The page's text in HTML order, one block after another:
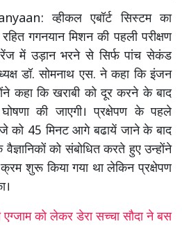
व्हीकल एबॉर्ट सिस्टम का
गगनयान मिशन की पहली परीक्षण
रेंज में उड़ान भरने से सिर्फ पांच सेकंड
डॉ. सोमनाथ एस. ने कहा कि इंजन
कहा कि खराबी को दूर करने के बाद
की जाएगी। प्रक्षेपण के पहले
को 45 मिनट आगे बढायें जाने के बाद
को संबोधित करते हुए उन्होंने
शुरू किया गया था लेकिन प्रक्षेपण
को लेकर डेरा सच्चा सौदा ने बस